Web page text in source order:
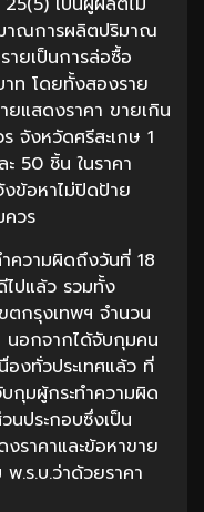
าณการผลิตปริมาณ
ยเป็นการล่อซื้อ
ท โดยทั้งสองราย
ยแสดงราคา ขายเกิน
จังหวัดศรีสะเกษ 1
50 ชิ้น ในราคา
ข้อหาไม่ปิดป้าย
ควร
ความผิดถึงวันที่ 18
ปแล้ว รวมทั้ง
ตกรุงเทพฯ จำนวน
นอกจากได้จับกุมคน
งทั่วประเทศแล้ว ที่
กุมผู้กระทำความผิด
นประกอบซึ่งเป็น
ราคาและข้อหาขาย
.ร.บ.ว่าด้วยราคา